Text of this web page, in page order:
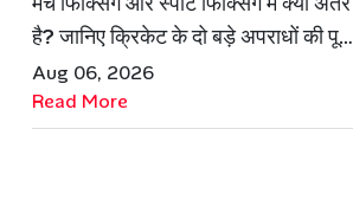
है? जानिए क्रिकेट के दो बड़े अपराधों की पूरी
कहानी
Aug 06, 2026
Read More